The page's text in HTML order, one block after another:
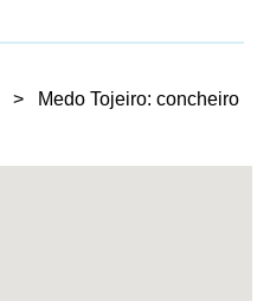
>
Medo Tojeiro: concheiro